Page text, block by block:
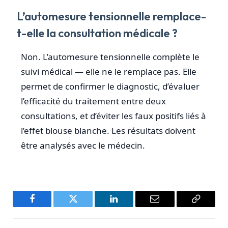
L’automesure tensionnelle remplace-
t-elle la consultation médicale ?
Non. L’automesure tensionnelle complète le
suivi médical — elle ne le remplace pas. Elle
permet de confirmer le diagnostic, d’évaluer
l’efficacité du traitement entre deux
consultations, et d’éviter les faux positifs liés à
l’effet blouse blanche. Les résultats doivent
être analysés avec le médecin.
Facebook Twitter LinkedIn Email
Copy